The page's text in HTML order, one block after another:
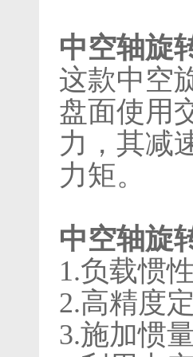
中空轴旋
这款中空
盘面使用
力，其减
力矩。
中空轴旋
1.负载惯
2.高精度
3.施加惯